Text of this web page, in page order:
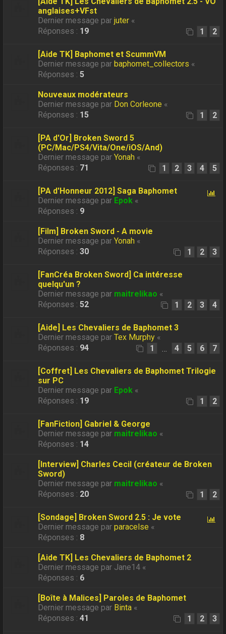
anglaises+VFst
Dernier message parjuter «
Réponses : 19 1 2
[Aide TK] Baphomet et ScummVM
Dernier message par baphomet_collectors «
Réponses :5
Nouveaux modérateurs
Dernier message par Don Corleone «
Réponses : 15 1 2
[PA d'Or] Broken Sword 5
(PC/Mac/PS4/Vita/One/iOS/And)
Dernier message parYonah «
Réponses : 71 1 2 3 4 5
[PA d'Honneur 2012] Saga Baphomet
Dernier message par Epok «
Réponses : 9
[Film] Broken Sword - A movie
Dernier message parYonah «
Réponses :30 1 2 3
[FanCréa Broken Sword] Ca intéresse
quelqu'un ?
Dernier message par maitrelikao «
Réponses :52 1 2 3 4
[Aide] Les Chevaliers de Baphomet 3
Dernier message parTex Murphy «
Réponses : 94 1 … 4 5 6 7
[Coffret] Les Chevaliers de Baphomet Trilogie
sur PC
Dernier message par Epok «
Réponses : 19 1 2
[FanFiction] Gabriel & George
Dernier message par maitrelikao «
Réponses : 14
[Interview] Charles Cecil (créateur de Broken
Sword)
Dernier message par maitrelikao «
Réponses : 20 1 2
[Sondage] Broken Sword 2.5 : Je vote
Dernier message parparacelse «
Réponses : 8
[Aide TK] Les Chevaliers de Baphomet 2
Dernier message par Jane14 «
Réponses : 6
[Boîte à Malices] Paroles de Baphomet
Dernier message par Binta «
Réponses :41 1 2 3